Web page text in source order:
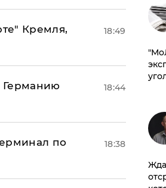
Кремля,
18:49
Германию
18:44
по
18:38